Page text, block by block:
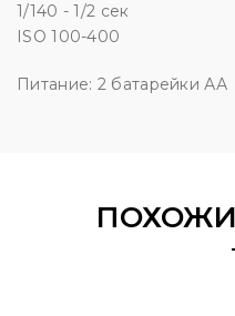
1/140 - 1/2 сек
ISO 100-400
Питание: 2 батарейки АА